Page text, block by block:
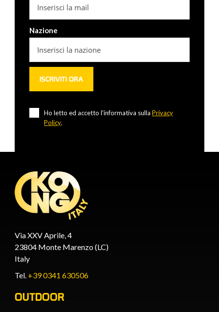
Nazione
Ho letto ed accetto l'informativa sulla Privacy
Policy.
Via XXV Aprile, 4
23804 Monte Marenzo (LC)
Italy
Tel. +39 0341 630506
OUTDOOR